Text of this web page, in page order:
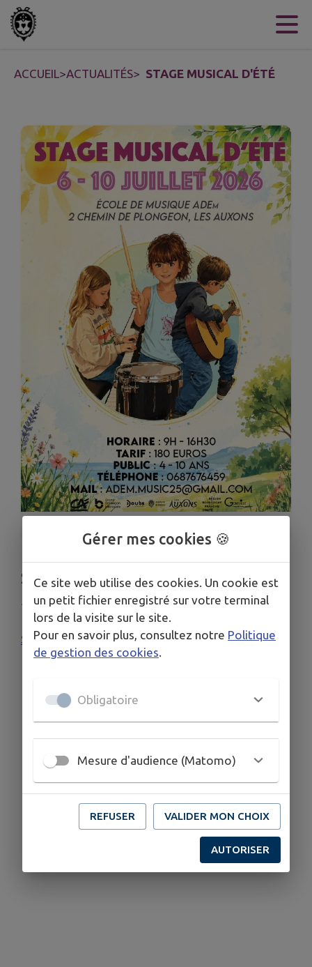
Contenu
ACCUEIL>ACTUALITÉS> STAGE MUSICAL D'ÉTÉ
STAGE MUSICAL D'ÉTÉ
Publié le lundi 01 juin 2026 - Devecey
Stage musical d'été
Gérer mes cookies 🍪
Ce site web utilise des cookies. Un cookie est
un petit fichier enregistré sur votre terminal
lors de la visite sur le site.
Pour en savoir plus, consultez notre Politique
de gestion des cookies
Obligatoire
Mesure d'audience (Matomo)
REFUSER VALIDER MON CHOIX
AUTORISER